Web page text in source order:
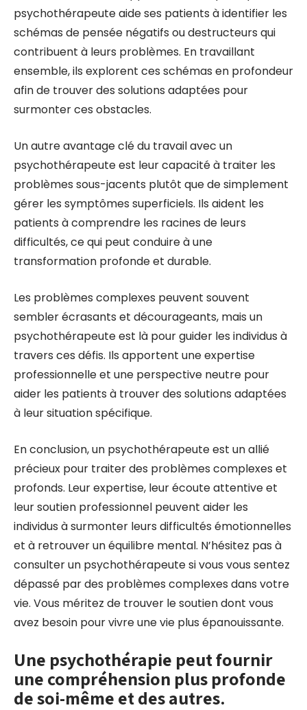
psychothérapeute aide ses patients à identifier les
schémas de pensée négatifs ou destructeurs qui
contribuent à leurs problèmes. En travaillant
ensemble, ils explorent ces schémas en profondeur
afin de trouver des solutions adaptées pour
surmonter ces obstacles.
Un autre avantage clé du travail avec un
psychothérapeute est leur capacité à traiter les
problèmes sous-jacents plutôt que de simplement
gérer les symptômes superficiels. Ils aident les
patients à comprendre les racines de leurs
difficultés, ce qui peut conduire à une
transformation profonde et durable.
Les problèmes complexes peuvent souvent
sembler écrasants et décourageants, mais un
psychothérapeute est là pour guider les individus à
travers ces défis. Ils apportent une expertise
professionnelle et une perspective neutre pour
aider les patients à trouver des solutions adaptées
à leur situation spécifique.
En conclusion, un psychothérapeute est un allié
précieux pour traiter des problèmes complexes et
profonds. Leur expertise, leur écoute attentive et
leur soutien professionnel peuvent aider les
individus à surmonter leurs difficultés émotionnelles
et à retrouver un équilibre mental. N’hésitez pas à
consulter un psychothérapeute si vous vous sentez
dépassé par des problèmes complexes dans votre
vie. Vous méritez de trouver le soutien dont vous
avez besoin pour vivre une vie plus épanouissante.
Une psychothérapie peut fournir
une compréhension plus profonde
de soi-même et des autres.